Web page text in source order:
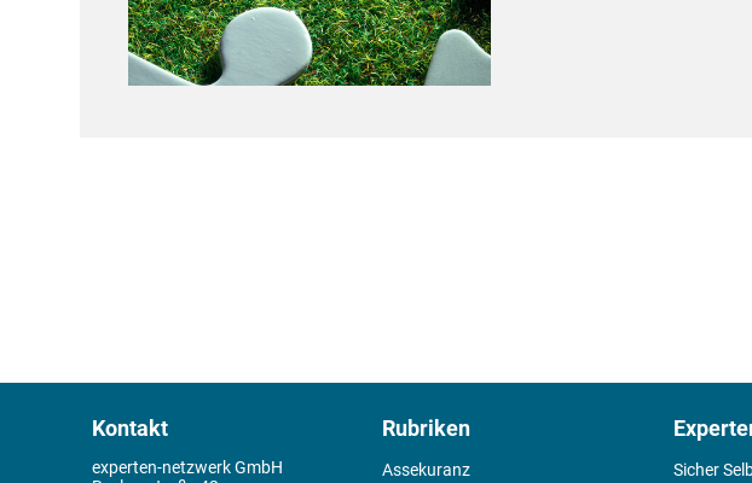
Kontakt
experten-netzwerk GmbH
Rubriken
Assekuranz Sicher